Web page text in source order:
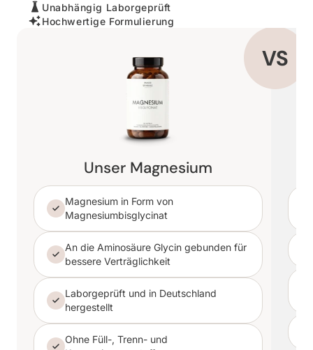
Unabhängig Laborgeprüft
Hochwertige Formulierung
Unser Magnesium
Magnesium in Form von
Magnesiumbisglycinat
An die Aminosäure Glycin gebunden für
bessere Verträglichkeit
Laborgeprüft und in Deutschland
hergestellt
Ohne Füll-, Trenn- und
VS